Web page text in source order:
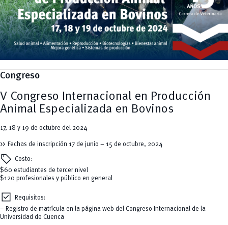
Industria y Construcción
Ingeniería
Ingeniería Industria y Construcción
INgenieriaIndustria y Construcción
Ingenierías
Ingenierías, Tecnologías, Arquitectura, y Agropecuarias
Salud Humana y Bienestar
Tecnologías
Bienestar
Cultura
Deportes
Epicentro de innovación
Género
Gestión
Innovación
Posgrados
Sostenibilidad
Vinculación
Culturales
Deportivos
Foro
Gestión
Innovación
Investigación
Vinculación
Congreso
V Congreso Internacional en Producción
Animal Especializada en Bovinos
17, 18 y 19 de octubre del 2024
Fechas de inscripción 17 de junio – 15 de octubre, 2024
sell Costo:
$60 estudiantes de tercer nivel
$120 profesionales y público en general
check_box
Requisitos:
– Registro de matrícula en la página web del Congreso Internacional de la
Universidad de Cuenca